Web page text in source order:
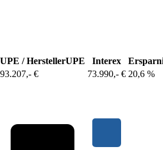
UPE / HerstellerUPE Interex
93.207,- € 73.990,- € 20,6 %